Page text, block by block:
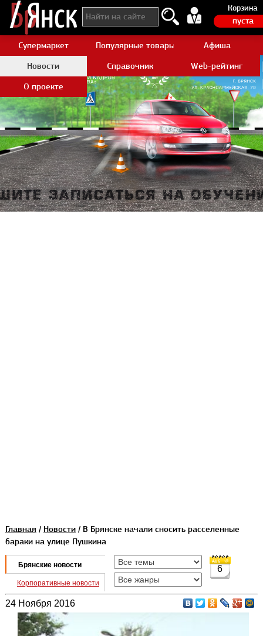
Корзина
пуста
Супермаркет Популярные товары AliexpressАфиша
Новости
Справочник
Web-рейтинг
О проекте
Главная / Новости/ В Брянске начали сносить расселенные
бараки на улице Пушкина
Брянские новости
Корпоративные новости
6
24 Ноября 2016